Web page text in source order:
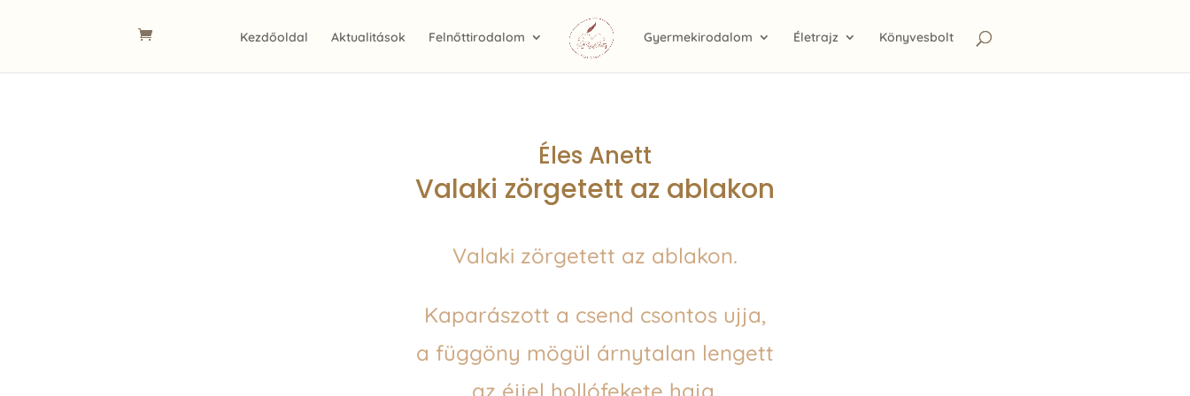
Kezdőoldal Aktualitások Felnőttirodalom Gyermekirodalom Életrajz Könyvesbolt
Éles Anett
Valaki zörgetett az ablakon
Valaki zörgetett az ablakon.
Kaparászott a csend csontos ujja,
a függöny mögül árnytalan lengett